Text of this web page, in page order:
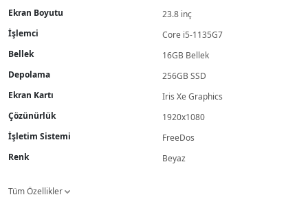
Ekran Boyutu
23.8 inç
İşlemci
Core i5-1135G7
Bellek
16GB Bellek
Depolama
256GB SSD
Ekran Kartı
Iris Xe Graphics
Çözünürlük
1920x1080
İşletim Sistemi
FreeDos
Renk
Beyaz
Tüm Özellikler